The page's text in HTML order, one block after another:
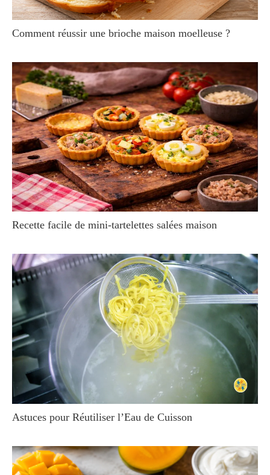
Comment réussir une brioche maison moelleuse ?
Recette facile de mini-tartelettes salées maison
Astuces pour Réutiliser l’Eau de Cuisson